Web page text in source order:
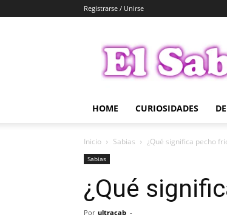
Registrarse / Unirse
Sabio
HOME CURIOSIDADES
Inicio Sabias ¿Qué significa pecho
Sabias
¿Qué
Por ultracab -